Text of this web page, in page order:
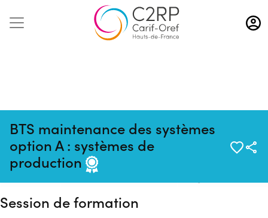
Aller
au
contenu
BTS maintenance des systèmes
option A : systèmes de
production
Mise à jour
24/10/2023
Formation :
ONISEP_30338_1034332
Source : CFAI
REGION NORD
Session de formation